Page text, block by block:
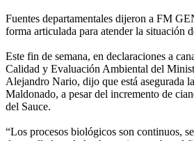
Fuentes departamentales dijeron a FM
forma articulada para atender la situación
Este fin de semana, en declaraciones a
Calidad y Evaluación Ambiental del
Alejandro Nario, dijo que está asegurada
Maldonado, a pesar del incremento de
del Sauce.
“Los procesos biológicos son continuos,